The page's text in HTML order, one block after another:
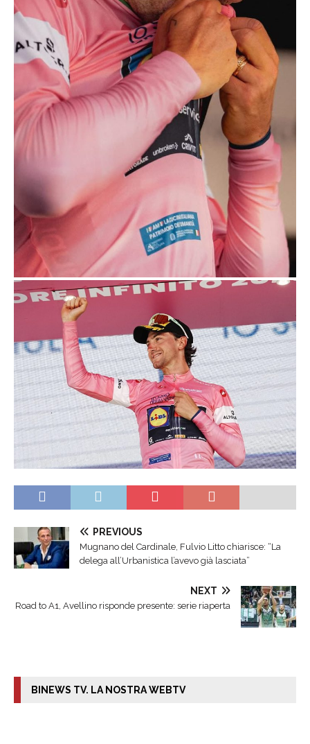
PREVIOUS
Mugnano del Cardinale, Fulvio Litto chiarisce: “La
delega all’Urbanistica l’avevo già lasciata”
NEXT
Road to A1, Avellino risponde presente: serie riaperta
BINEWS TV. LA NOSTRA WEBTV